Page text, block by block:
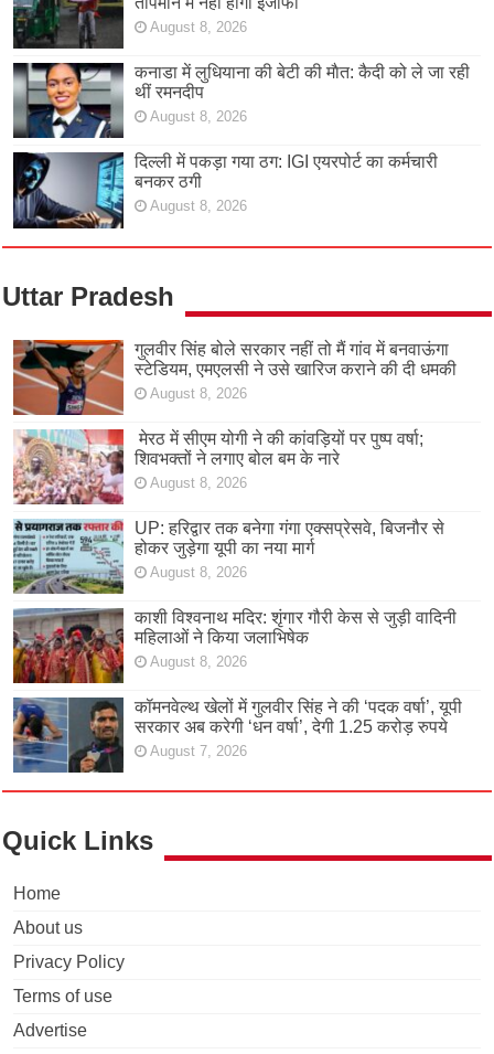
August 8, 2026
कनाडा में लुधियाना की बेटी की माैत: कैदी को ले जा रही
थीं रमनदीप
August 8, 2026
दिल्ली में पकड़ा गया ठग: IGI एयरपोर्ट का कर्मचारी
बनकर ठगी
August 8, 2026
Uttar Pradesh
गुलवीर सिंह बोले सरकार नहीं तो मैं गांव में बनवाऊंगा
स्टेडियम, एमएलसी ने उसे खारिज कराने की दी धमकी
August 8, 2026
मेरठ में सीएम योगी ने की कांवड़ियों पर पुष्प वर्षा;
शिवभक्तों ने लगाए बोल बम के नारे
August 8, 2026
UP: हरिद्वार तक बनेगा गंगा एक्सप्रेसवे, बिजनौर से
होकर जुड़ेगा यूपी का नया मार्ग
August 8, 2026
काशी विश्वनाथ मदिर: शृंगार गौरी केस से जुड़ी वादिनी
महिलाओं ने किया जलाभिषेक
August 8, 2026
कॉमनवेल्थ खेलों में गुलवीर सिंह ने की ‘पदक वर्षा’, यूपी
सरकार अब करेगी ‘धन वर्षा’, देगी 1.25 करोड़ रुपये
August 7, 2026
Quick Links
Home
About us
Privacy Policy
Terms of use
Advertise